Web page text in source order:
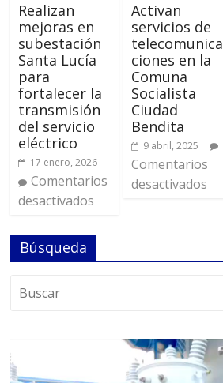
Realizan
mejoras en
subestación
Santa Lucía
para
fortalecer la
transmisión
del servicio
eléctrico
17 enero, 2026
Comentarios
desactivados
Activan
servicios de
telecomunica
ciones en la
Comuna
Socialista
Ciudad
Bendita
9 abril, 2025
Comentarios
desactivados
Búsqueda